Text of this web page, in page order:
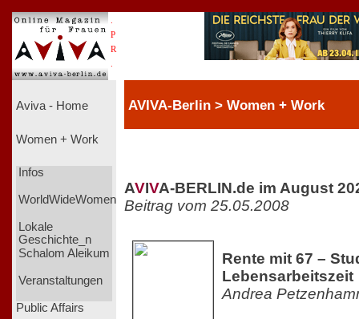
P
R
Aviva - Home
Women + Work
Infos
WorldWideWomen
Lokale
Geschichte_n
Schalom Aleikum
Veranstaltungen
Public Affairs
AVIVA-Berlin > Women + Work
AVIVA-BERLIN.de im August
Beitrag vom 25.05.2008
Rente mit 67 –
Lebensarbeitszeit
Andrea